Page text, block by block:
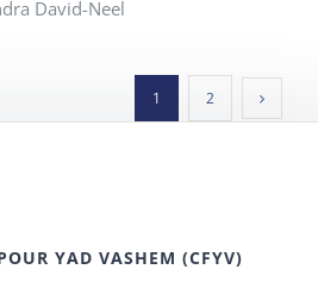
David-Neel
1 2
YAD VASHEM (CFYV)